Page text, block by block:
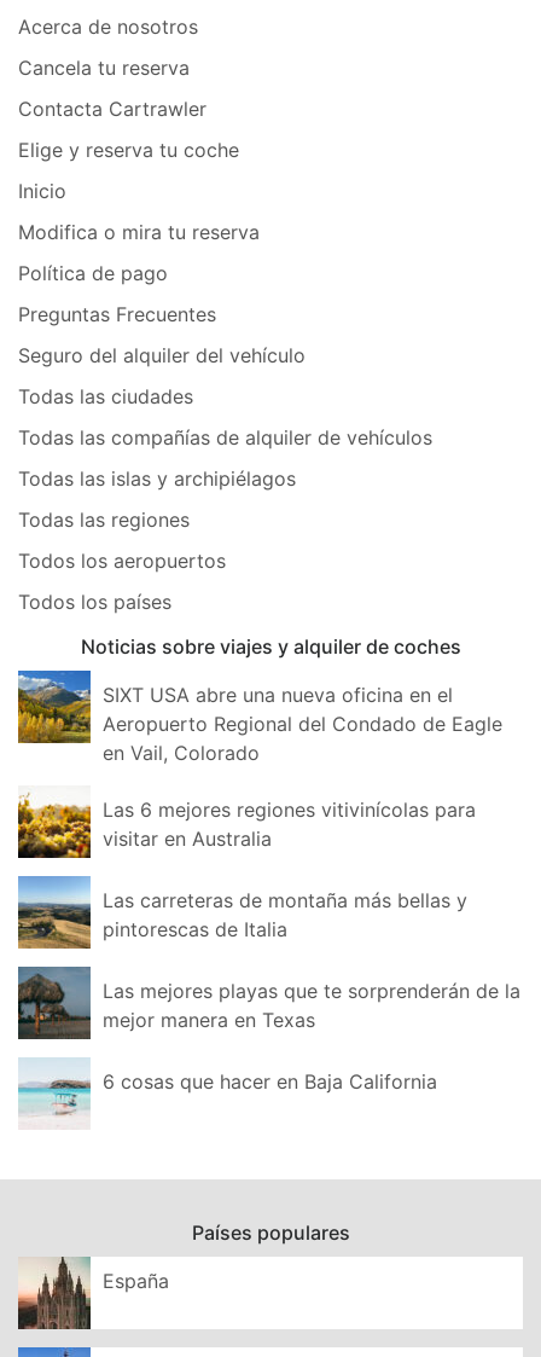
Acerca de nosotros
Cancela tu reserva
Contacta Cartrawler
Elige y reserva tu coche
Inicio
Modifica o mira tu reserva
Política de pago
Preguntas Frecuentes
Seguro del alquiler del vehículo
Todas las ciudades
Todas las compañías de alquiler de vehículos
Todas las islas y archipiélagos
Todas las regiones
Todos los aeropuertos
Todos los países
Noticias sobre viajes y alquiler de coches
SIXT USA abre una nueva oficina en el
Aeropuerto Regional del Condado de Eagle
en Vail, Colorado
Las 6 mejores regiones vitivinícolas para
visitar en Australia
Las carreteras de montaña más bellas y
pintorescas de Italia
Las mejores playas que te sorprenderán de la
mejor manera en Texas
6 cosas que hacer en Baja California
Países populares
España